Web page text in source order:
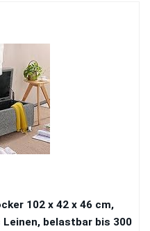
102 x 42 x 46 cm,
belastbar bis 300